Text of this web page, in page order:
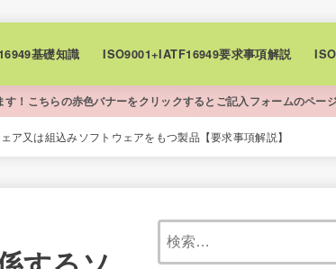
基礎知識 ISO9001+IATF16949要求事項解説
！こちらの赤色バナーをクリックするとご記入フォームのペー
ア又は組込みソフトウェアをもつ製品【要求事項解説】